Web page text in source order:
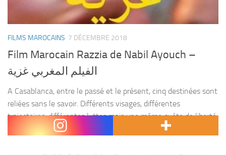
FILMS MAROCAINS 7 DÉCEMBRE 2018
Film Marocain Razzia de Nabil Ayouch –
الفيلم المغربي غزية
A Casablanca, entre le passé et le présent, cinq destinées sont
reliées sans le savoir. Différents visages, différentes
trajectoires, différentes luttes mais une même quête de liberté.
Le tout dans un contexte agité au...